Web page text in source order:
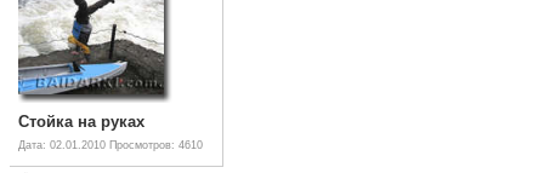
Стойка на руках
Дата: 02.01.2010 Просмотров: 4610